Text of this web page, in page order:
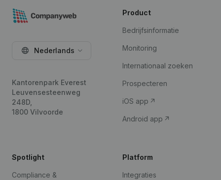
Nederlands
Kantorenpark Everest
Leuvensesteenweg
248D,
1800 Vilvoorde
Product
Bedrijfsinformatie
Monitoring
Internationaal zoeken
Prospecteren
iOS app
Android app
Spotlight
Compliance &
Platform
Integraties